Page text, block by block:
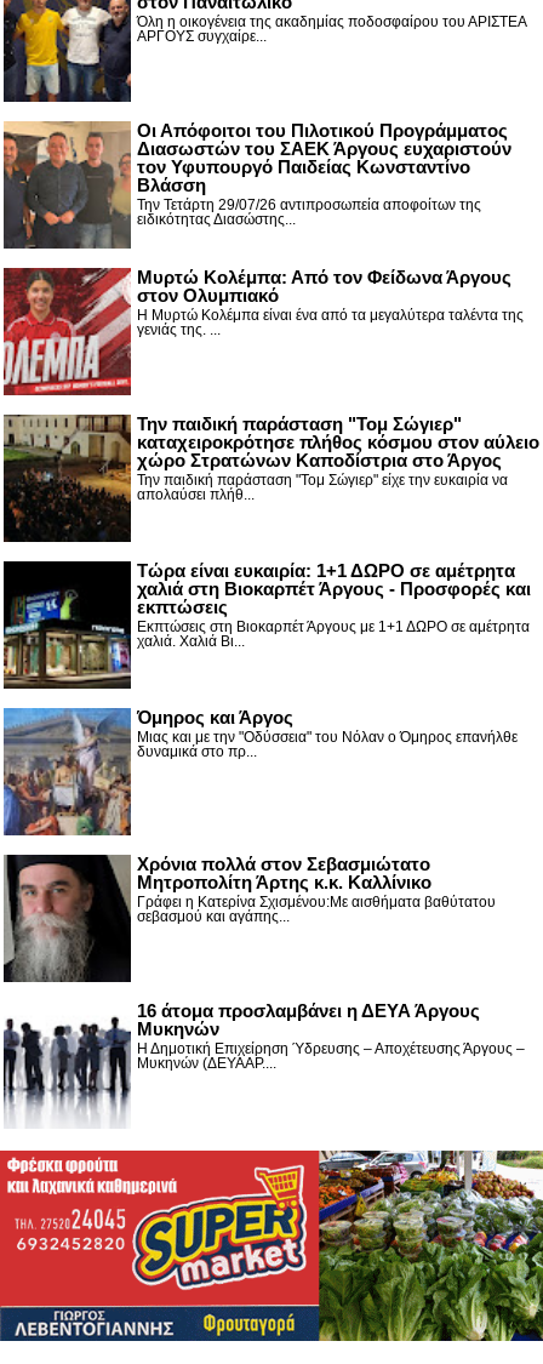
Όλη η οικογένεια της ακαδημίας ποδοσφαίρου του ΑΡΙΣΤΕΑ
ΑΡΓΟΥΣ συγχαίρε...
Οι Απόφοιτοι του Πιλοτικού Προγράμματος
Διασωστών του ΣΑΕΚ Άργους ευχαριστούν
τον Υφυπουργό Παιδείας Κωνσταντίνο
Βλάσση
Την Τετάρτη 29/07/26 αντιπροσωπεία αποφοίτων της
ειδικότητας Διασώστης...
Μυρτώ Κολέμπα: Από τον Φείδωνα Άργους
στον Ολυμπιακό
Η Μυρτώ Κολέμπα είναι ένα από τα μεγαλύτερα ταλέντα της
γενιάς της. ...
Την παιδική παράσταση "Τομ Σώγιερ"
καταχειροκρότησε πλήθος κόσμου στον αύλειο
χώρο Στρατώνων Καποδίστρια στο Άργος
Την παιδική παράσταση "Τομ Σώγιερ" είχε την ευκαιρία να
απολαύσει πλήθ...
Τώρα είναι ευκαιρία: 1+1 ΔΩΡΟ σε αμέτρητα
χαλιά στη Βιοκαρπέτ Άργους - Προσφορές και
εκπτώσεις
Εκπτώσεις στη Βιοκαρπέτ Άργους με 1+1 ΔΩΡΟ σε αμέτρητα
χαλιά. Χαλιά Βι...
Όμηρος και Άργος
Μιας και με την "Οδύσσεια" του Νόλαν ο Όμηρος επανήλθε
δυναμικά στο πρ...
Χρόνια πολλά στον Σεβασμιώτατο
Μητροπολίτη Άρτης κ.κ. Καλλίνικο
Γράφει η Κατερίνα Σχισμένου:Με αισθήματα βαθύτατου
σεβασμού και αγάπης...
16 άτομα προσλαμβάνει η ΔΕΥΑ Άργους
Μυκηνών
Η Δημοτική Επιχείρηση Ύδρευσης – Αποχέτευσης Άργους –
Μυκηνών (ΔΕΥΑΑΡ....